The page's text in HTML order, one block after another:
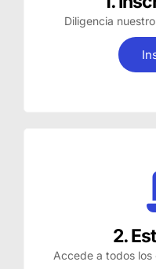
Diligencia
2.
Accede a todos